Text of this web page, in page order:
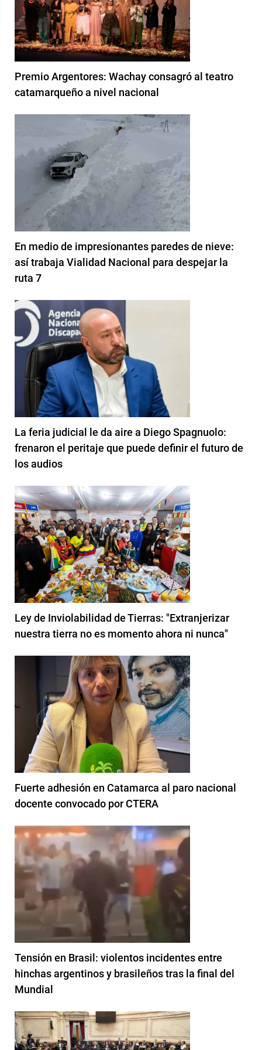
Premio Argentores: Wachay consagró al teatro
catamarqueño a nivel nacional
En medio de impresionantes paredes de nieve:
así trabaja Vialidad Nacional para despejar la
ruta 7
La feria judicial le da aire a Diego Spagnuolo:
frenaron el peritaje que puede definir el futuro de
los audios
Ley de Inviolabilidad de Tierras: "Extranjerizar
nuestra tierra no es momento ahora ni nunca"
Fuerte adhesión en Catamarca al paro nacional
docente convocado por CTERA
Tensión en Brasil: violentos incidentes entre
hinchas argentinos y brasileños tras la final del
Mundial